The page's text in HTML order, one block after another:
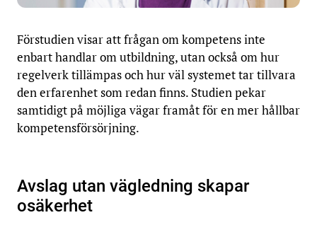
Förstudien visar att frågan om kompetens inte
enbart handlar om utbildning, utan också om hur
regelverk tillämpas och hur väl systemet tar tillvara
den erfarenhet som redan finns. Studien pekar
samtidigt på möjliga vägar framåt för en mer hållbar
kompetensförsörjning.
Avslag utan vägledning skapar
osäkerhet